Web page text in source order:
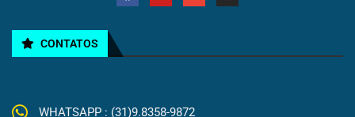
CONTATOS
WHATSAPP : (31)9.8358-9872